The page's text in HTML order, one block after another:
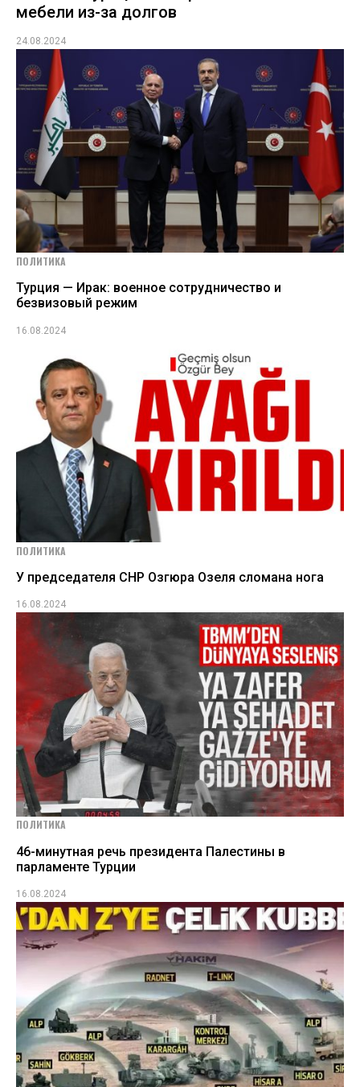
мебели из-за долгов
24.08.2024
ПОЛИТИКА
Турция — Ирак: военное сотрудничество и
безвизовый режим
16.08.2024
ПОЛИТИКА
У председателя СНР Озгюра Озеля сломана нога
16.08.2024
ПОЛИТИКА
46-минутная речь президента Палестины в
парламенте Турции
16.08.2024